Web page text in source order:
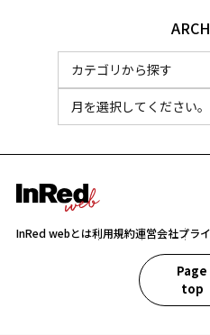
InRed webとは利用規約運営会社プラ
Page
top